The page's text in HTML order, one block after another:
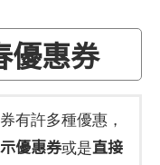
優惠券
有許多種優惠，
優惠券或是直接